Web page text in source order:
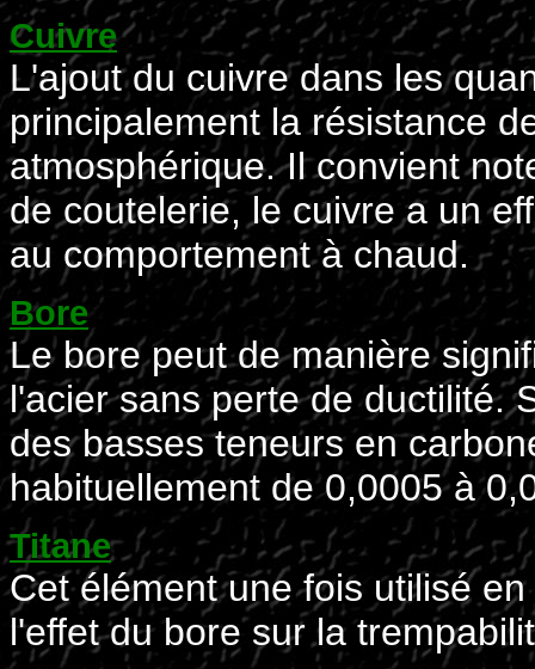
Cuivre
L'ajout du cuivre dans les
principalement la résistance
atmosphérique. Il convient
de coutelerie, le cuivre a un
au comportement à chaud.
Bore
Le bore peut de manière
l'acier sans perte de ductilité.
des basses teneurs en
habituellement de 0,0005 à
Titane
Cet élément une fois utilisé
l'effet du bore sur la